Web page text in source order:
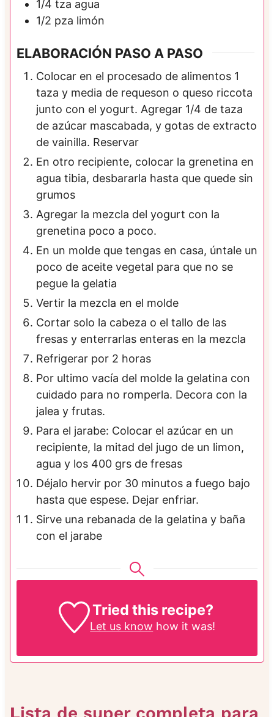
1/4 tza agua
1/2 pza limón
ELABORACIÓN PASO A PASO
Colocar en el procesado de alimentos 1
taza y media de requeson o queso riccota
junto con el yogurt. Agregar 1/4 de taza
de azúcar mascabada, y gotas de extracto
de vainilla. Reservar
En otro recipiente, colocar la grenetina en
agua tibia, desbararla hasta que quede sin
grumos
Agregar la mezcla del yogurt con la
grenetina poco a poco.
En un molde que tengas en casa, úntale un
poco de aceite vegetal para que no se
pegue la gelatia
Vertir la mezcla en el molde
Cortar solo la cabeza o el tallo de las
fresas y enterrarlas enteras en la mezcla
Refrigerar por 2 horas
Por ultimo vacía del molde la gelatina con
cuidado para no romperla. Decora con la
jalea y frutas.
Para el jarabe: Colocar el azúcar en un
recipiente, la mitad del jugo de un limon,
agua y los 400 grs de fresas
Déjalo hervir por 30 minutos a fuego bajo
hasta que espese. Dejar enfriar.
Sirve una rebanada de la gelatina y baña
con el jarabe
Tried this recipe?
Let us know how it was!